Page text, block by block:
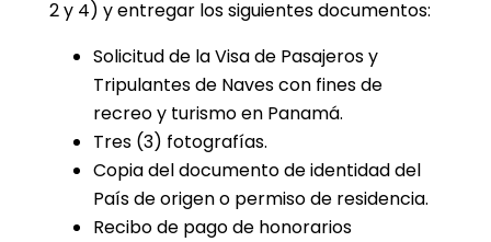
2 y 4) y entregar los siguientes documentos:
Solicitud de la Visa de Pasajeros y
Tripulantes de Naves con fines de
recreo y turismo en Panamá.
Tres (3) fotografías.
Copia del documento de identidad del
País de origen o permiso de residencia.
Recibo de pago de honorarios